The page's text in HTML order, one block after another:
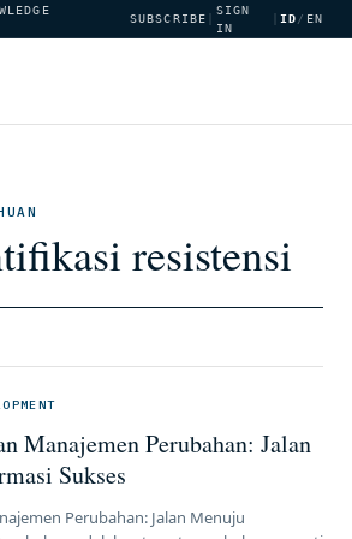
SUBSCRIBE
SIGN
IN
ID/ EN
resistensi
Manajemen Perubahan: Jalan
Sukses
Perubahan: Jalan Menuju